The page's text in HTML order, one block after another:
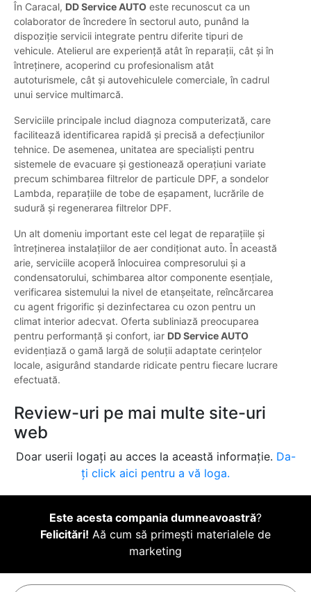
În Caracal, DD Service AUTO este recunoscut ca un
colaborator de încredere în sectorul auto, punând la
dispoziție servicii integrate pentru diferite tipuri de
vehicule. Atelierul are experiență atât în reparații, cât și în
întreținere, acoperind cu profesionalism atât
autoturismele, cât și autovehiculele comerciale, în cadrul
unui service multimarcă.
Serviciile principale includ diagnoza computerizată, care
facilitează identificarea rapidă și precisă a defecțiunilor
tehnice. De asemenea, unitatea are specialiști pentru
sistemele de evacuare și gestionează operațiuni variate
precum schimbarea filtrelor de particule DPF, a sondelor
Lambda, reparațiile de tobe de eșapament, lucrările de
sudură și regenerarea filtrelor DPF.
Un alt domeniu important este cel legat de reparațiile și
întreținerea instalațiilor de aer condiționat auto. În această
arie, serviciile acoperă înlocuirea compresorului și a
condensatorului, schimbarea altor componente esențiale,
verificarea sistemului la nivel de etanșeitate, reîncărcarea
cu agent frigorific și dezinfectarea cu ozon pentru un
climat interior adecvat. Oferta subliniază preocuparea
pentru performanță și confort, iar DD Service AUTO
evidențiază o gamă largă de soluții adaptate cerințelor
locale, asigurând standarde ridicate pentru fiecare lucrare
efectuată.
Review-uri pe mai multe site-uri
web
Doar userii logați au acces la această informație. Da-
ți click aici pentru a vă loga.
Este acesta compania dumneavoastră?
Felicitări! Aă cum să primești materialele de
marketing